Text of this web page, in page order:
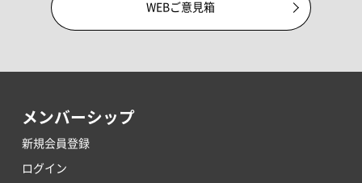
WEBご意見箱
メンバーシップ
新規会員登録
ログイン